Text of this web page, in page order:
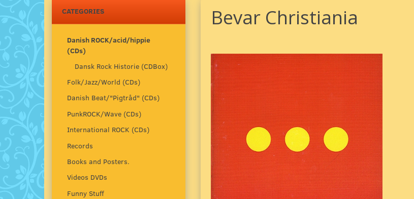
CATEGORIES
Danish ROCK/acid/hippie
(CDs)
Dansk Rock Historie (CDBox)
Folk/Jazz/World (CDs)
Danish Beat/"Pigtråd" (CDs)
PunkROCK/Wave (CDs)
International ROCK (CDs)
Records
Books and Posters.
Videos DVDs
Funny Stuff
Bevar Christiania